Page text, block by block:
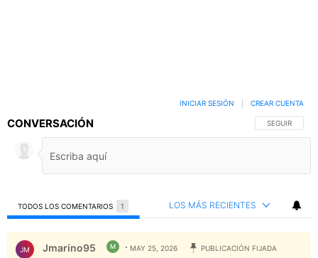
CONVERSACIÓN SIGA ESTA
SEGUIR
INICIAR SESIÓN CREAR CUENTA
TODOS LOS COMENTARIOS 1 LOS MÁS RECIENTES
Todos los comentarios
Comentario de Jmarino95.
JM Jmarino95 M MAY 25, 2026 PUBLICACIÓN FIJADA